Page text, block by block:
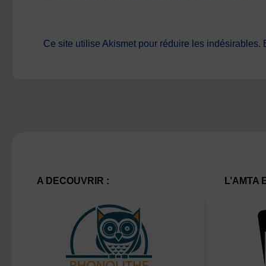
Ce site utilise Akismet pour réduire les indésirables.
A DECOUVRIR : L’AMTA